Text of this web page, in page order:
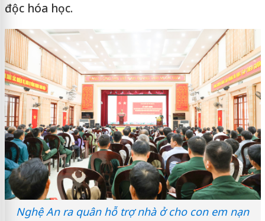
độc hóa học.
Nghệ An ra quân hỗ trợ nhà ở cho con em nạn